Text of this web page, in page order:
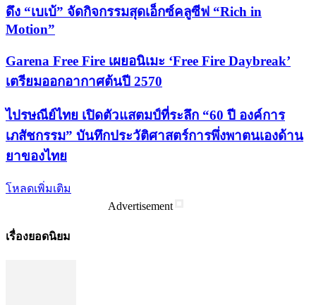
ดึง “เบเบ้” จัดกิจกรรมสุดเอ็กซ์คลูซีฟ “Rich in
Motion”
Garena Free Fire เผยอนิเมะ ‘Free Fire Daybreak’
เตรียมออกอากาศต้นปี 2570
ไปรษณีย์ไทย เปิดตัวแสตมป์ที่ระลึก “60 ปี องค์การ
เภสัชกรรม” บันทึกประวัติศาสตร์การพึ่งพาตนเองด้าน
ยาของไทย
โหลดเพิ่มเติม
Advertisement
เรื่องยอดนิยม